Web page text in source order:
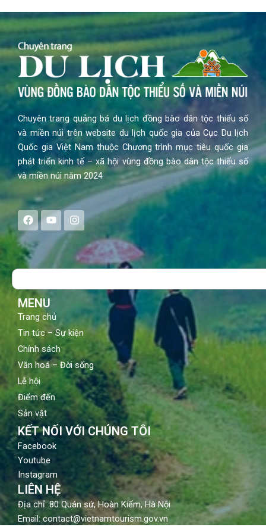
Chuyên trang quảng bá du lịch đồng bào dân tộc thiểu số
và miền núi trên website du lịch quốc gia của Cục Du lịch
Quốc gia Việt Nam thuộc Chương trình mục tiêu quốc gia
phát triển kinh tế – xã hội vùng đồng bào dân tộc thiểu số
và miền núi năm 2024
F
a
c
e
b
o
Y
o
u
t
u
b
I
n
s
a
g
Search
MENU
Trang chủ
Tin tức – Sự kiện
Chính sách
Văn hoá – Đời sống
Lễ hội
Điểm đến
Sản vật
KẾT NỐI VỚI CHÚNG TÔI
Facebook
Youtube
Instagram
LIÊN HỆ
Địa chỉ: 80 Quán sứ, Hoàn Kiếm, Hà Nội
Email: contact@vietnamtourism.gov.vn